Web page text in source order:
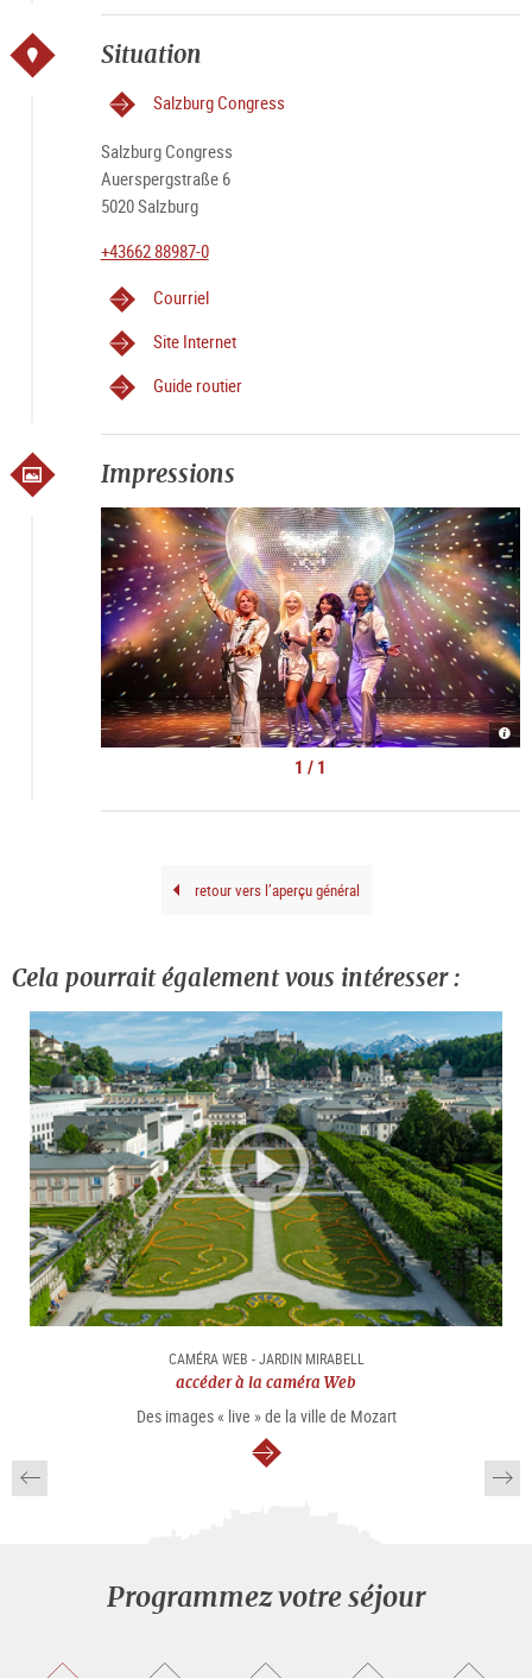
Situation
Salzburg Congress
Salzburg Congress
Auerspergstraße 6
5020 Salzburg
+43662 88987-0
Courriel
Site Internet
Guide routier
Impressions
1 / 1
retour vers l’aperçu général
Cela pourrait également vous intéresser :
CAMÉRA WEB - JARDIN MIRABELL
accéder à la caméra Web
Des images « live » de la ville de Mozart
Continuer
Programmez votre séjour